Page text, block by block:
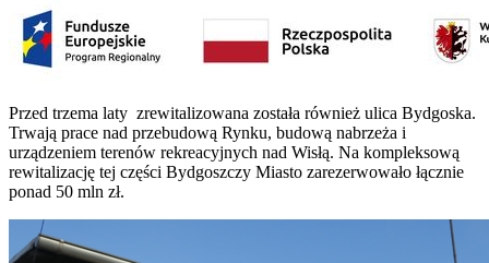
Przed trzema laty zrewitalizowana została również ulica Bydgoska.
Trwają prace nad przebudową Rynku, budową nabrzeża i
urządzeniem terenów rekreacyjnych nad Wisłą. Na kompleksową
rewitalizację tej części Bydgoszczy Miasto zarezerwowało łącznie
ponad 50 mln zł.